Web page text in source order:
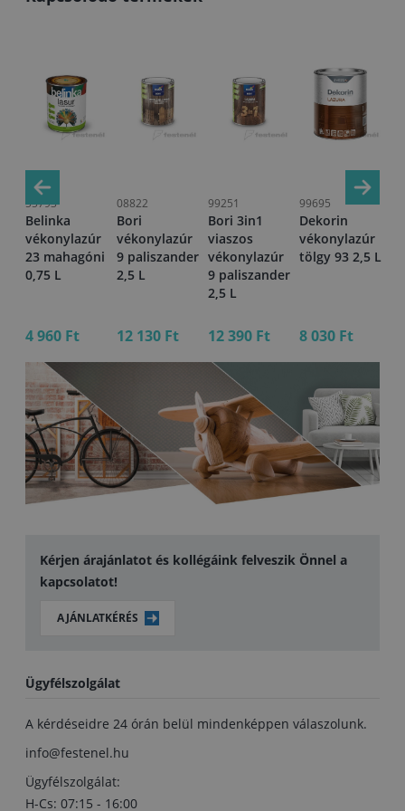
55793
Belinka
vékonylazúr
23 mahagóni
0,75 L
4 960 Ft
08822
Bori
vékonylazúr
9 paliszander
2,5 L
12 130 Ft
99251
Bori 3in1
viaszos
vékonylazúr
9 paliszander
2,5 L
12 390 Ft
99695
Dekorin
vékonylazúr
tölgy 93 2,5 L
8 030 Ft
Kérjen árajánlatot és kollégáink felveszik Önnel a
kapcsolatot!
AJÁNLATKÉRÉS
Ügyfélszolgálat
A kérdéseidre 24 órán belül mindenképpen válaszolunk.
info@festenel.hu
Ügyfélszolgálat:
H-Cs: 07:15 - 16:00